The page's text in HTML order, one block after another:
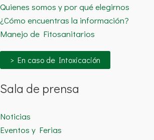
Quienes somos y por qué elegirnos
¿Cómo encuentras la información?
Manejo de Fitosanitarios
> En caso de Intoxicación
Sala de prensa
Noticias
Eventos y Ferias